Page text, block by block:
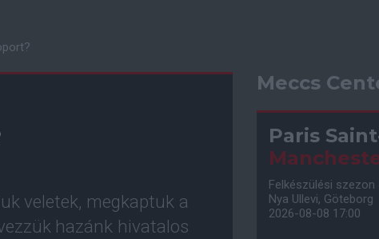
veletek, megkaptuk a
hazánk hivatalos
Meccs
Paris
Felkészülési szezon
Nya Ullevi, Göteborg
2026-08-08 17:00